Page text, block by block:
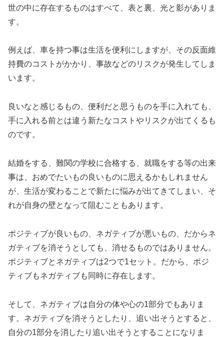
世の中に存在するものはすべて、表と裏、光と影がありま
す。
例えば、車を持つ事は生活を便利にしますが、その反面維
持費のコストがかかり、事故などのリスクが発生してしま
います。
良いなと感じるもの、便利だと思うものを手に入れても、
手に入れる前とは違う新たなコストやリスクが出てくるも
のです。
結婚をする、難関の学校に合格する、就職をする等の出来
事は、おめでたいもの良いものに思えるかもしれません
が、生活が変わることで新たに悩みが出てきてしまい、そ
れが自身の壁となって阻むこともあります。
ポジティブが良いもの、ネガティブが悪いもの、だからネ
ガティブを消そうとしても、消せるものではありません。
ポジティブとネガティブは2つで1セット。だから、ポジ
ティブもネガティブも同時に存在します。
そして、ネガティブは自分の体や心の1部分でもありま
す。ネガティブを消そうとしたり、追い出そうとすると、
自分の1部分を消したり追い出そうとすることになりま